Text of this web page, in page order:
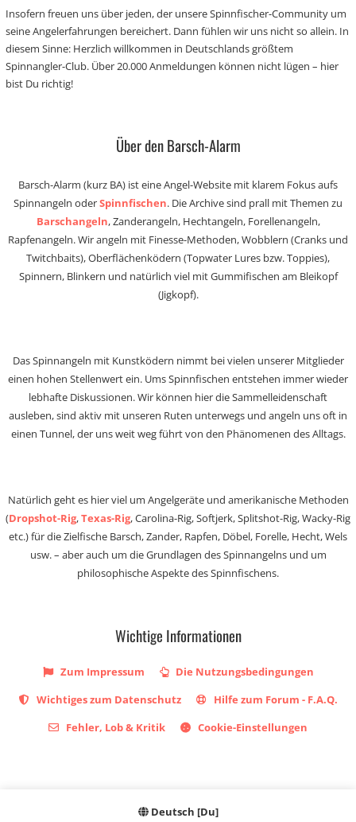
Insofern freuen uns über jeden, der unsere Spinnfischer-Community um
seine Angelerfahrungen bereichert. Dann fühlen wir uns nicht so allein. In
diesem Sinne: Herzlich willkommen in Deutschlands größtem
Spinnangler-Club. Über 20.000 Anmeldungen können nicht lügen – hier
bist Du richtig!
Über den Barsch-Alarm
Barsch-Alarm (kurz BA) ist eine Angel-Website mit klarem Fokus aufs
Spinnangeln oderSpinnfischen. Die Archive sind prall mit Themen zu
Barschangeln, Zanderangeln, Hechtangeln, Forellenangeln,
Rapfenangeln. Wir angeln mit Finesse-Methoden, Wobblern (Cranks und
Twitchbaits), Oberflächenködern (Topwater Lures bzw. Toppies),
Spinnern, Blinkern und natürlich viel mit Gummifischen am Bleikopf
(Jigkopf).
Das Spinnangeln mit Kunstködern nimmt bei vielen unserer Mitglieder
einen hohen Stellenwert ein. Ums Spinnfischen entstehen immer wieder
lebhafte Diskussionen. Wir können hier die Sammelleidenschaft
ausleben, sind aktiv mit unseren Ruten unterwegs und angeln uns oft in
einen Tunnel, der uns weit weg führt von den Phänomenen des Alltags.
Natürlich geht es hier viel um Angelgeräte und amerikanische Methoden
(Dropshot-Rig,Texas-Rig, Carolina-Rig, Softjerk, Splitshot-Rig, Wacky-Rig
etc.) für die Zielfische Barsch, Zander, Rapfen, Döbel, Forelle, Hecht, Wels
usw. – aber auch um die Grundlagen des Spinnangelns und um
philosophische Aspekte des Spinnfischens.
Wichtige Informationen
Zum Impressum
Die Nutzungsbedingungen
Wichtiges zum Datenschutz
Hilfe zum Forum - F.A.Q.
Fehler, Lob & Kritik
Cookie-Einstellungen
Deutsch [Du]